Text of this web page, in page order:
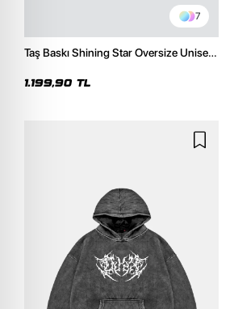
7
Taş Baskı Shining Star Oversize Unisex
1.199,90 TL